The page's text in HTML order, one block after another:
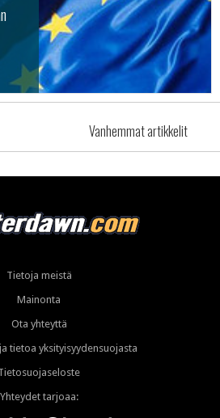
Vanhemmat artikkelit
Tietoja meistä
Mainonta
Ota yhteyttä
tietoa yksityisyydensuojasta
Yhteydet tarjoaa: